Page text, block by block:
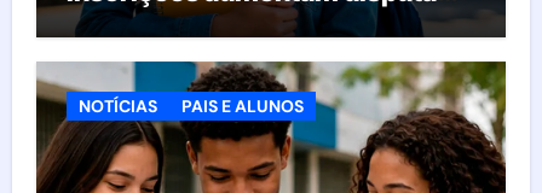
pelas vagas; veja o que acontece
agora
NOTÍCIAS PAIS E ALUNOS